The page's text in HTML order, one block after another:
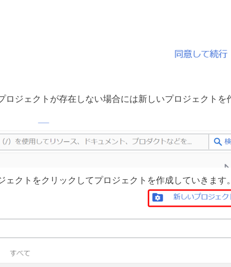
ロジェクトが存在しない場合には新しいプロジェクトを
クトをクリックしてプロジェクトを作成していきます。